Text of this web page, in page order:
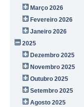
Março 2026
Fevereiro 2026
Janeiro 2026
2025
Dezembro 2025
Novembro 2025
Outubro 2025
Setembro 2025
Agosto 2025